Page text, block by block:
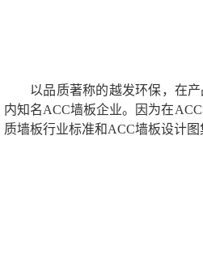
以品质著称的越发环保，在
内知名ACC墙板企业。因为在
质墙板行业标准和ACC墙板设计图